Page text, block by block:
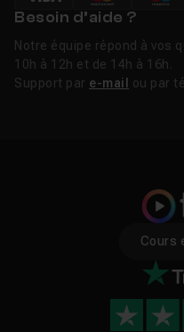
Besoin d’aide ?
Notre équipe répond à vos
10h à 12h et de 14h à 16h.
Support par e-mail ou par
Cours